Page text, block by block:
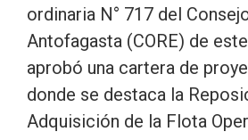
ordinaria N° 717 del
Antofagasta (CORE) de
aprobó una cartera de
donde se destaca la
Adquisición de la Flota